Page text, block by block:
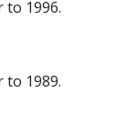
to 1996.
to 1989.